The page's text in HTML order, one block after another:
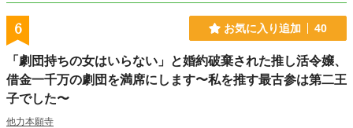
6 お気に入り追加 40
「劇団持ちの女はいらない」と婚約破棄された推し活令嬢、
借金一千万の劇団を満席にします〜私を推す最古参は第二王
子でした〜
他力本願寺